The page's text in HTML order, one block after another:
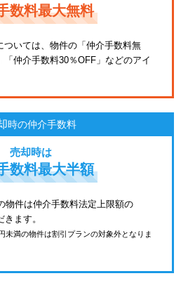
数料最大無料
ついては、物件の「仲介手数料無
仲介手数料30％OFF」などのアイ
時の仲介手数料
売却時は
数料最大半額
物件は仲介手数料法定上限額の
ます。
未満の物件は割引プランの対象外となりま